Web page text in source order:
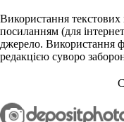
Використання текстових
посиланням (для
джерело. Використання
редакцією суворо